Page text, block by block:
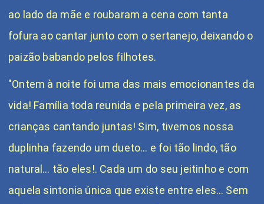
ao lado da mãe e roubaram a cena com tanta
fofura ao cantar junto com o sertanejo, deixando o
paizão babando pelos filhotes.
"Ontem à noite foi uma das mais emocionantes da
vida! Família toda reunida e pela primeira vez, as
crianças cantando juntas! Sim, tivemos nossa
duplinha fazendo um dueto… e foi tão lindo, tão
natural… tão eles!. Cada um do seu jeitinho e com
aquela sintonia única que existe entre eles… Sem